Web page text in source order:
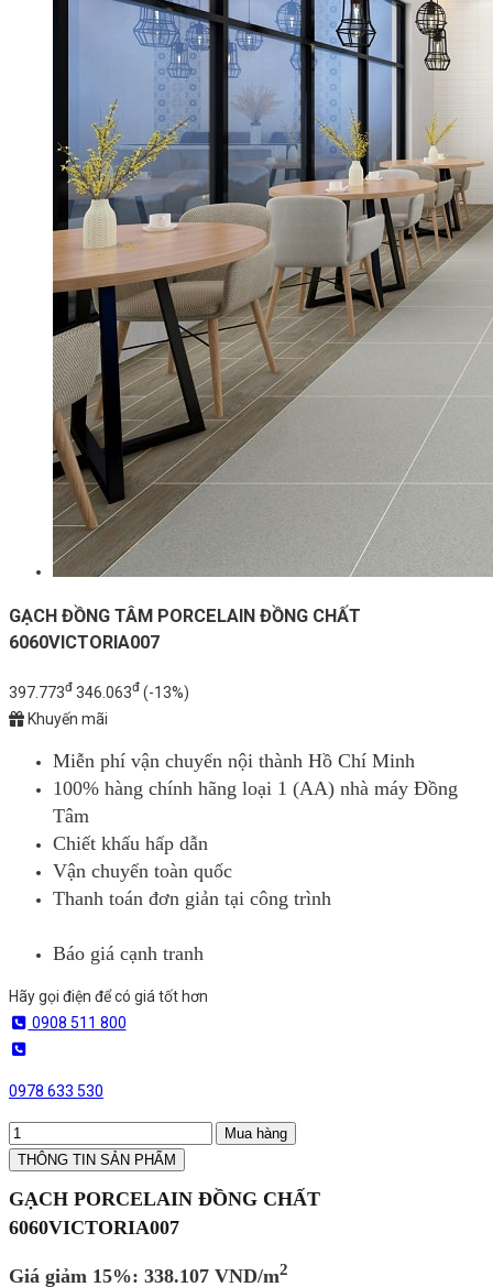
GẠCH ĐỒNG TÂM PORCELAIN ĐỒNG CHẤT
6060VICTORIA007
397.773đ 346.063đ (-13%)
Khuyến mãi
Miễn phí vận chuyển nội thành Hồ Chí Minh
100% hàng chính hãng loại 1 (AA) nhà máy Đồng
Tâm
Chiết khấu hấp dẫn
Vận chuyển toàn quốc
Thanh toán đơn giản tại công trình
Báo giá cạnh tranh
Hãy gọi điện để có giá tốt hơn
0908 511 800
0978 633 530
Mua hàng
THÔNG TIN SẢN PHẨM
GẠCH PORCELAIN ĐỒNG CHẤT
6060VICTORIA007
Giá giảm 15%: 338.107 VND/m2